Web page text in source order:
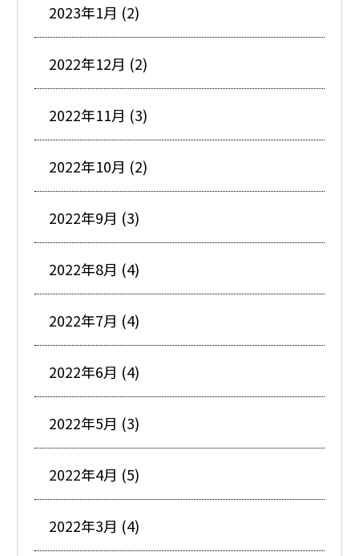
2023年1月 (2)
2022年12月 (2)
2022年11月 (3)
2022年10月 (2)
2022年9月 (3)
2022年8月 (4)
2022年7月 (4)
2022年6月 (4)
2022年5月 (3)
2022年4月 (5)
2022年3月 (4)